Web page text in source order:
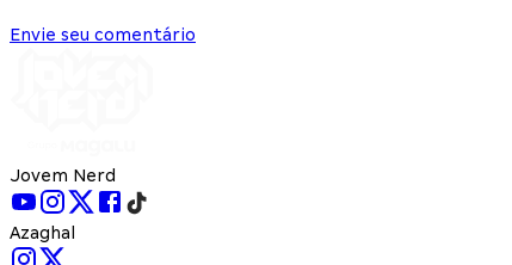
Envie seu comentário
Jovem Nerd
Azaghal